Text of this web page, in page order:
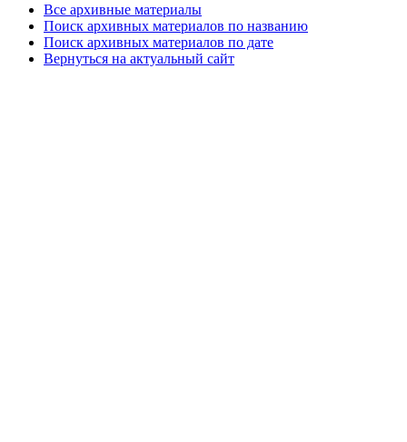
Все архивные материалы
Поиск архивных материалов по названию
Поиск архивных материалов по дате
Вернуться на актуальный сайт